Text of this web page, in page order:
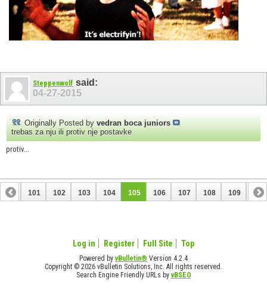
Steppenwolf said:
04-27-2015
Originally Posted by vedran boca juniors
trebas za nju ili protiv nje postavke
protiv...
100 101 102 103 104 105 106 107 108 109 110
Log in Register Full Site Top
Powered byvBulletin® Version 4.2.4
Copyright © 2026 vBulletin Solutions, Inc. All rights reserved.
Search Engine Friendly URLs byvBSEO